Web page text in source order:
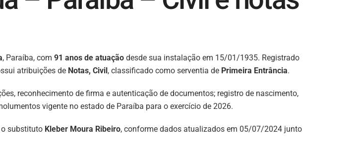
, Paraíba, com 91 anos de atuação desde sua instalação em 15/01/1935. Registrado
atribuições de Notas, Civil , classificado como serventia de Primeira Entrância.
reconhecimento de firma e autenticação de documentos; registro de nascimento,
vigente no estado de Paraíba para o exercício de 2026.
o substituto Kleber Moura Ribeiro, conforme dados atualizados em 05/07/2024 junto